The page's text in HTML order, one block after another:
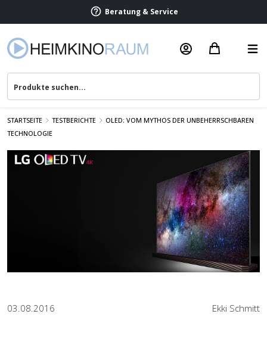
Beratung & Service
STARTSEITE TESTBERICHTE
OLED: VOM MYTHOS DER UNBEHERRSCHBAREN
TECHNOLOGIE
03.08.2016 Ekki Schmitt